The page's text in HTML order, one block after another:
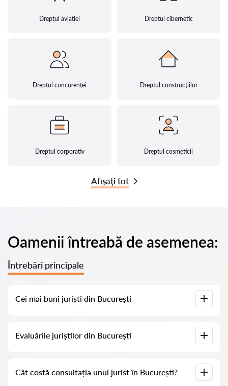
Dreptul aviației Dreptul cibernetic
Dreptul concurenței Dreptul construcțiilor
Dreptul corporativ Dreptul cosmeticii
Afișați tot
Oamenii întreabă de asemenea:
Întrebări principale
Cei mai buni juriști din București
informații complete. Prețuri, evaluări, numere de telefon și
Evaluările juriștilor din București
ștergem evaluările negative și nu există posibilitatea de a le
Cât costă consultația unui jurist în București?